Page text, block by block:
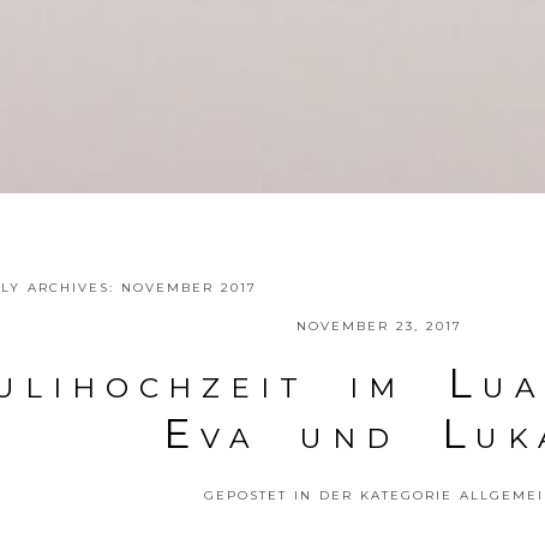
ARCHIVES: NOVEMBER 2017
NOVEMBER 23, 2017
im
Eva und
GEPOSTET IN DER KATEGORIE